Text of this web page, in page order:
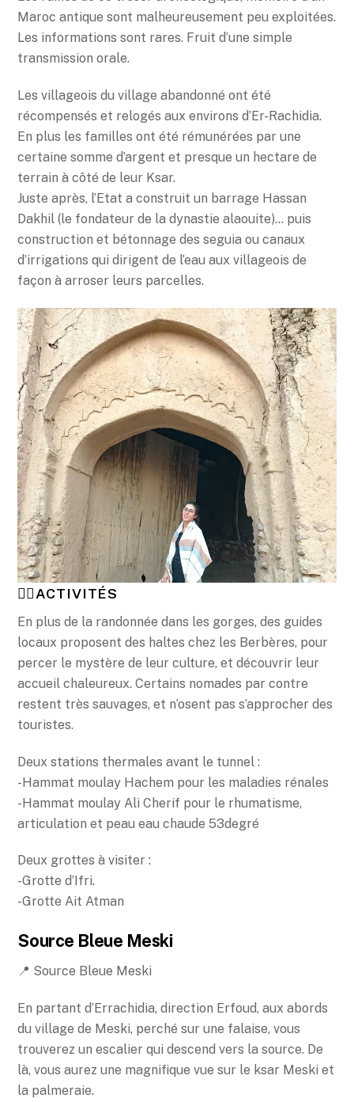
Maroc antique sont malheureusement peu exploitées.
Les informations sont rares. Fruit d’une simple
transmission orale.
Les villageois du village abandonné ont été
récompensés et relogés aux environs d’Er-Rachidia.
En plus les familles ont été rémunérées par une
certaine somme d’argent et presque un hectare de
terrain à côté de leur Ksar.
Juste après, l’Etat a construit un barrage Hassan
Dakhil (le fondateur de la dynastie alaouite)… puis
construction et bétonnage des seguia ou canaux
d’irrigations qui dirigent de l’eau aux villageois de
façon à arroser leurs parcelles.
🤸‍♂️ACTIVITÉS
En plus de la randonnée dans les gorges, des guides
locaux proposent des haltes chez les Berbères, pour
percer le mystère de leur culture, et découvrir leur
accueil chaleureux. Certains nomades par contre
restent très sauvages, et n’osent pas s’approcher des
touristes.
Deux stations thermales avant le tunnel :
-Hammat moulay Hachem pour les maladies rénales
-Hammat moulay Ali Cherif pour le rhumatisme,
articulation et peau eau chaude 53degré
Deux grottes à visiter :
-Grotte d’Ifri.
-Grotte Ait Atman
Source Bleue Meski
📍 Source Bleue Meski
En partant d’Errachidia, direction Erfoud, aux abords
du village de Meski, perché sur une falaise, vous
trouverez un escalier qui descend vers la source. De
là, vous aurez une magnifique vue sur le ksar Meski et
la palmeraie.